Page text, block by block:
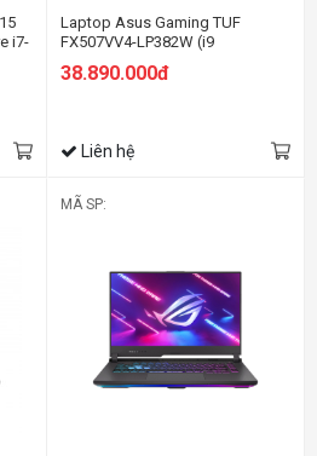
i7-
11
Laptop Asus Gaming TUF
FX507VV4-LP382W (i9
SSD/15.6 FHD 144hz/RTX 4060
38.890.000đ
Liên hệ
MÃ SP: